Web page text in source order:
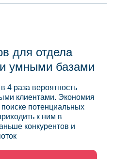
для отдела
умными базами
4 раза вероятность
клиентами. Экономия
потенциальных
к ним в
конкурентов и